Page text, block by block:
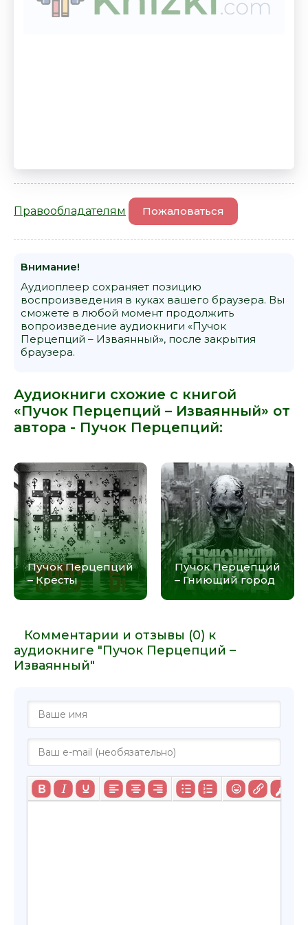
Правообладателям Пожаловаться
Внимание!
Аудиоплеер сохраняет позицию
воспроизведения в куках вашего браузера. Вы
сможете в любой момент продолжить
вопроизведение аудиокниги «Пучок
Перцепций – Изваянный», после закрытия
браузера.
Аудиокниги схожие с книгой
«Пучок Перцепций – Изваянный» от
автора - Пучок Перцепций:
Пучок Перцепций
– Кресты
Пучок Перцепций
– Гниющий город
Комментарии и отзывы (0) к
аудиокниге "Пучок Перцепций –
Изваянный"